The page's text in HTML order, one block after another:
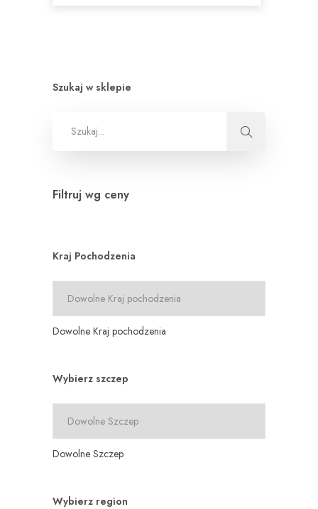
Szukaj w sklepie
Filtruj wg ceny
Kraj Pochodzenia
Dowolne Kraj pochodzenia
Wybierz szczep
Dowolne Szczep
Wybierz region